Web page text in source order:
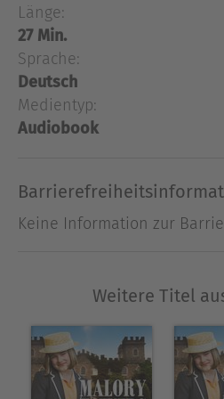
Doch die gut gemeinte Idee
Länge:
27 Min.
Sprache:
Deutsch
Medientyp:
Audiobook
Keine Information zur
Weitere Titel